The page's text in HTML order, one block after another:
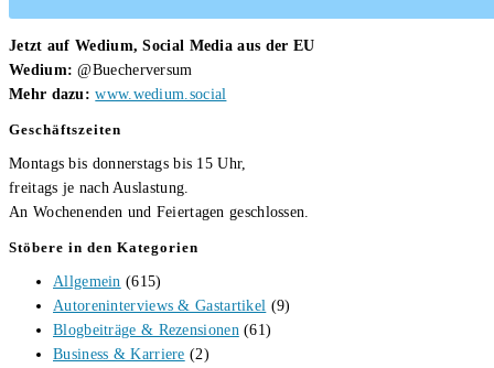
Jetzt auf Wedium, Social Media aus der EU
Wedium: @Buecherversum
Mehr dazu: www.wedium.social
Geschäftszeiten
Montags bis donnerstags bis 15 Uhr,
freitags je nach Auslastung.
An Wochenenden und Feiertagen geschlossen.
Stöbere in den Kategorien
Allgemein (615)
Autoreninterviews & Gastartikel (9)
Blogbeiträge & Rezensionen (61)
Business & Karriere (2)